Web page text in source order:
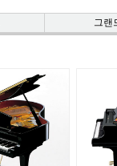
그랜